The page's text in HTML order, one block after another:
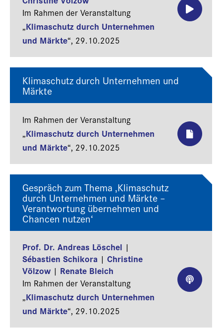
Im Rahmen der Veranstaltung
„Klimaschutz durch Unternehmen
und Märkte“, 29.10.2025
Klimaschutz durch Unternehmen und
Märkte
Im Rahmen der Veranstaltung
„Klimaschutz durch Unternehmen
und Märkte“, 29.10.2025
Gespräch zum Thema ‚Klimaschutz
durch Unternehmen und Märkte –
Verantwortung übernehmen und
Chancen nutzen‘
Prof. Dr. Andreas Löschel |
Sébastien Schikora | Christine
Völzow | Renate Bleich
Im Rahmen der Veranstaltung
„Klimaschutz durch Unternehmen
und Märkte“, 29.10.2025